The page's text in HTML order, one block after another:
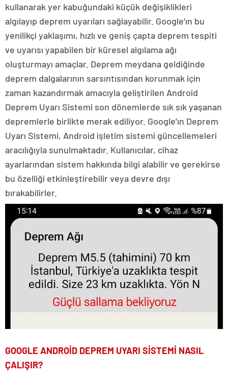
kullanarak yer kabuğundaki küçük değişiklikleri
algılayıp deprem uyarıları sağlayabilir. Google’ın bu
yenilikçi yaklaşımı, hızlı ve geniş çapta deprem tespiti
ve uyarısı yapabilen bir küresel algılama ağı
oluşturmayı amaçlar. Deprem meydana geldiğinde
deprem dalgalarının sarsıntısından korunmak için
zaman kazandırmak amacıyla geliştirilen Android
Deprem Uyarı Sistemi son dönemlerde sık sık yaşanan
depremlerle birlikte merak ediliyor. Google’ın Deprem
Uyarı Sistemi, Android işletim sistemi güncellemeleri
aracılığıyla sunulmaktadır. Kullanıcılar, cihaz
ayarlarından sistem hakkında bilgi alabilir ve gerekirse
bu özelliği etkinleştirebilir veya devre dışı
bırakabilirler.
GOOGLE ANDROİD DEPREM UYARI SİSTEMİ NASIL
ÇALIŞIR?